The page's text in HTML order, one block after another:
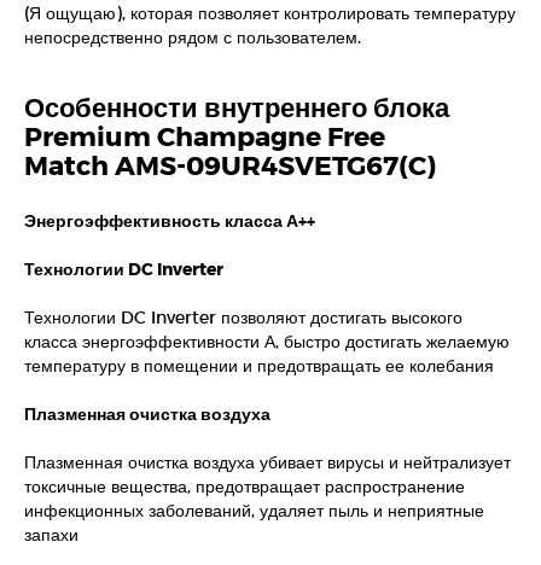
(Я ощущаю), которая позволяет контролировать температуру
непосредственно рядом с пользователем.
Особенности внутреннего блока
Premium Champagne Free
Match AMS-09UR4SVETG67(C)
Энергоэффективность класса А++
Технологии DC Inverter
Технологии DC Inverter позволяют достигать высокого
класса энергоэффективности А, быстро достигать желаемую
температуру в помещении и предотвращать ее колебания
Плазменная очистка воздуха
Плазменная очистка воздуха убивает вирусы и нейтрализует
токсичные вещества, предотвращает распространение
инфекционных заболеваний, удаляет пыль и неприятные
запахи